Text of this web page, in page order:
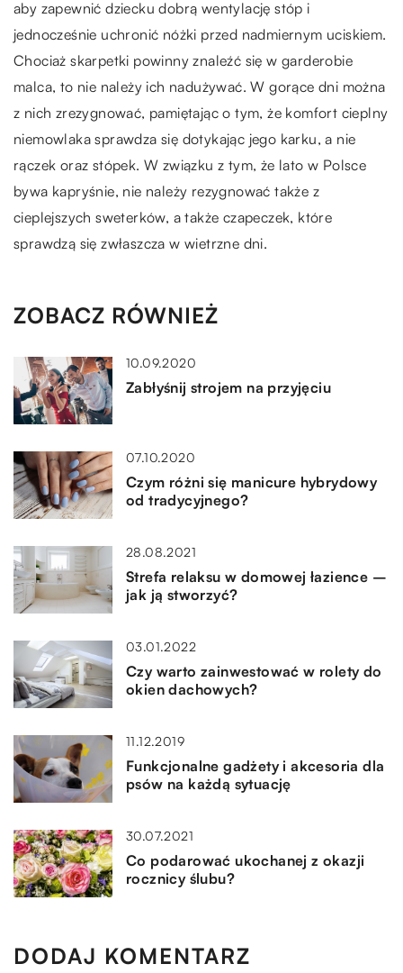
aby zapewnić dziecku dobrą wentylację stóp i
jednocześnie uchronić nóżki przed nadmiernym uciskiem.
Chociaż skarpetki powinny znaleźć się w garderobie
malca, to nie należy ich nadużywać. W gorące dni można
z nich zrezygnować, pamiętając o tym, że komfort cieplny
niemowlaka sprawdza się dotykając jego karku, a nie
rączek oraz stópek. W związku z tym, że lato w Polsce
bywa kapryśnie, nie należy rezygnować także z
cieplejszych sweterków, a także czapeczek, które
sprawdzą się zwłaszcza w wietrzne dni.
ZOBACZ RÓWNIEŻ
10.09.2020
Zabłyśnij strojem na przyjęciu
07.10.2020
Czym różni się manicure hybrydowy
od tradycyjnego?
28.08.2021
Strefa relaksu w domowej łazience –
jak ją stworzyć?
03.01.2022
Czy warto zainwestować w rolety do
okien dachowych?
11.12.2019
Funkcjonalne gadżety i akcesoria dla
psów na każdą sytuację
30.07.2021
Co podarować ukochanej z okazji
rocznicy ślubu?
DODAJ KOMENTARZ